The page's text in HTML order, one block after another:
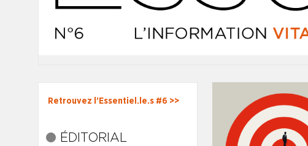
Retrouvez l’Essentiel.le.s #6 >>
ÉDITORIAL